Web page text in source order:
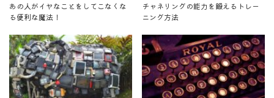
あの人がイヤなことをしてこなくな
る便利な魔法！
チャネリングの能力を鍛えるトレー
ニング方法